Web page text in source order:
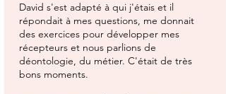
David s'est adapté à qui j'étais et il
répondait à mes questions, me donnait
des exercices pour développer mes
récepteurs et nous parlions de
déontologie, du métier. C'était de très
bons moments.